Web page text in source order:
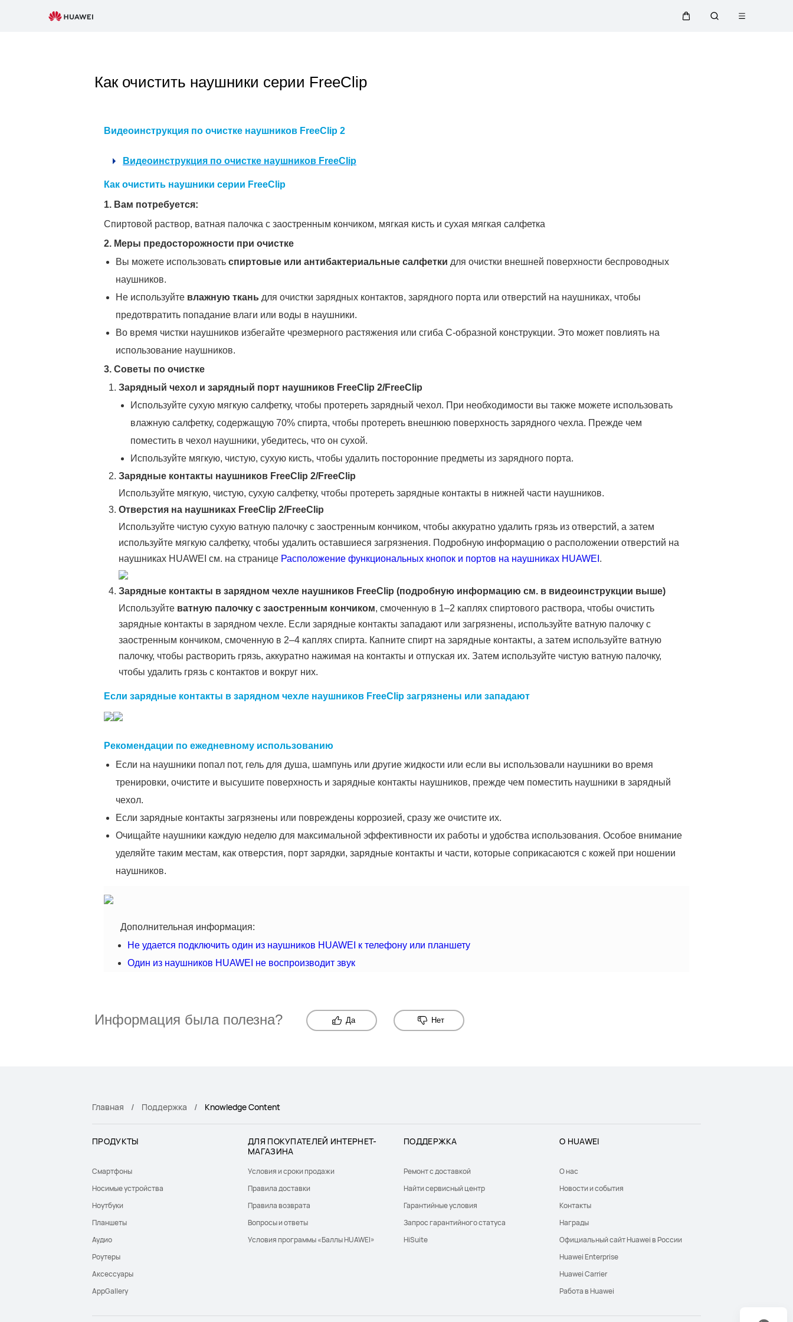
Открыть
Как очистить наушники серии FreeClip
Видеоинструкция по очистке наушников FreeClip 2
Видеоинструкция по очистке наушников FreeClip
Как очистить наушники серии FreeClip
1. Вам потребуется:
Спиртовой раствор, ватная палочка с заостренным кончиком, мягкая кисть и сухая мягкая салфетка
2. Меры предосторожности при очистке
Вы можете использовать спиртовые или антибактериальные салфетки для очистки внешней поверхности беспроводных
наушников.
Не используйте влажную тканьдля очистки зарядных контактов, зарядного порта или отверстий на наушниках, чтобы
предотвратить попадание влаги или воды в наушники.
Во время чистки наушников избегайте чрезмерного растяжения или сгиба С-образной конструкции. Это может повлиять на
использование наушников.
3. Советы по очистке
Зарядный чехол и зарядный порт наушников FreeClip 2/FreeClip
Используйте сухую мягкую салфетку, чтобы протереть зарядный чехол. При необходимости вы также можете использовать
влажную салфетку, содержащую 70% спирта, чтобы протереть внешнюю поверхность зарядного чехла. Прежде чем
поместить в чехол наушники, убедитесь, что он сухой.
Используйте мягкую, чистую, сухую кисть, чтобы удалить посторонние предметы из зарядного порта.
Зарядные контакты наушников FreeClip 2/FreeClip
Используйте мягкую, чистую, сухую салфетку, чтобы протереть зарядные контакты в нижней части наушников.
Отверстия на наушниках FreeClip 2/FreeClip
Используйте чистую сухую ватную палочку с заостренным кончиком, чтобы аккуратно удалить грязь из отверстий, а затем
используйте мягкую салфетку, чтобы удалить оставшиеся загрязнения. Подробную информацию о расположении отверстий на
наушниках HUAWEI см. на странице Расположение функциональных кнопок и портов на наушниках HUAWEI .
Зарядные контакты в зарядном чехле наушников FreeClip (подробную информацию см. в видеоинструкции выше)
Используйте ватную палочку с заостренным кончиком, смоченную в 1–2 каплях спиртового раствора, чтобы очистить
зарядные контакты в зарядном чехле. Если зарядные контакты западают или загрязнены, используйте ватную палочку с
заостренным кончиком, смоченную в 2–4 каплях спирта. Капните спирт на зарядные контакты, а затем используйте ватную
палочку, чтобы растворить грязь, аккуратно нажимая на контакты и отпуская их. Затем используйте чистую ватную палочку,
чтобы удалить грязь с контактов и вокруг них.
Если зарядные контакты в зарядном чехле наушников FreeClip загрязнены или западают
Рекомендации по ежедневному использованию
Если на наушники попал пот, гель для душа, шампунь или другие жидкости или если вы использовали наушники во время
тренировки, очистите и высушите поверхность и зарядные контакты наушников, прежде чем поместить наушники в зарядный
чехол.
Если зарядные контакты загрязнены или повреждены коррозией, сразу же очистите их.
Очищайте наушники каждую неделю для максимальной эффективности их работы и удобства использования. Особое внимание
уделяйте таким местам, как отверстия, порт зарядки, зарядные контакты и части, которые соприкасаются с кожей при ношении
наушников.
Дополнительная информация:
Не удается подключить один из наушников HUAWEI к телефону или планшету
Один из наушников HUAWEI не воспроизводит звук
Информация была полезна? Да Нет
Главная Поддержка Knowledge Content
ПРОДУКТЫ
Смартфоны
Носимые устройства
Ноутбуки
Планшеты
Аудио
Роутеры
Аксессуары
AppGallery
ДЛЯ ПОКУПАТЕЛЕЙ ИНТЕРНЕТ-
МАГАЗИНА
Условия и сроки продажи
Правила доставки
Правила возврата
Вопросы и ответы
Условия программы «Баллы HUAWEI»
ПОДДЕРЖКА
Ремонт с доставкой
Найти сервисный центр
Гарантийные условия
Запрос гарантийного статуса
HiSuite
О HUAWEI
О нас
Новости и события
Контакты
Награды
Официальный сайт Huawei в России
Huawei Enterprise
Huawei Carrier
Работа в Huawei